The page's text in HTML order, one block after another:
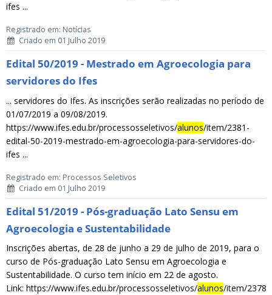
ifes ...
Registrado em: Notícias
Criado em 01 Julho 2019
Edital 50/2019 - Mestrado em Agroecologia para
servidores do Ifes
... servidores do Ifes. As inscrições serão realizadas no período de
01/07/2019 a 09/08/2019.
https://www.ifes.edu.br/processosseletivos/alunos/item/2381-
edital-50-2019-mestrado-em-agroecologia-para-servidores-do-
ifes ...
Registrado em: Processos Seletivos
Criado em 01 Julho 2019
Edital 51/2019 - Pós-graduação Lato Sensu em
Agroecologia e Sustentabilidade
Inscrições abertas, de 28 de junho a 29 de julho de 2019, para o
curso de Pós-graduação Lato Sensu em Agroecologia e
Sustentabilidade. O curso tem início em 22 de agosto.
Link: https://www.ifes.edu.br/processosseletivos/alunos/item/2378-